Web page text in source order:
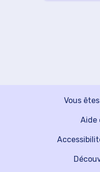
Vous
Aide